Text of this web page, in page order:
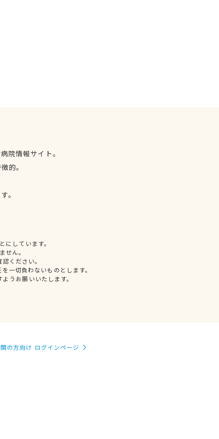
院情報サイト。
的。
。
しています。
せん。
ください。
一切負わないものとします。
うお願いいたします。
の方向け ログインページ